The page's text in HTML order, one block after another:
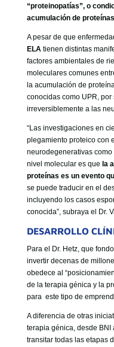
“proteinopatías”, o
acumulación de
A pesar de que
ELAtienen distintas
factores ambientales de
moleculares comunes
la acumulación de
conocidas como UPR,
irreversiblemente a las
“Las investigaciones en
plegamiento proteico con
neurodegenerativas
nivel molecular es que la
proteínas es un evento
se puede traducir en el
incluyendo los casos
conocida”, subraya el Dr.
DESARROLLO
Para el Dr. Hetz, que
invertir decenas de
obedece al
de la terapia génica y la
para este tipo de
A diferencia de otras
terapia génica, desde
transitar todas las etapas